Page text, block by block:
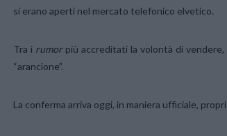
si erano aperti nel mercato telefonico elvetico.
Tra i rumorpiù accreditati la volontà di vendere,
“arancione”.
La conferma arriva oggi, in maniera ufficiale,